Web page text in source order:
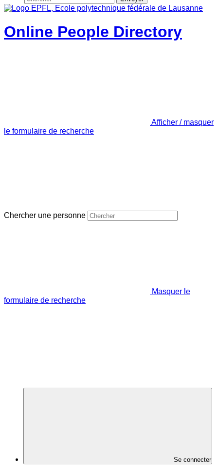
Online People Directory
Afficher / masquer
le formulaire de recherche
Chercher une personne
Masquer le
formulaire de recherche
Se connecter